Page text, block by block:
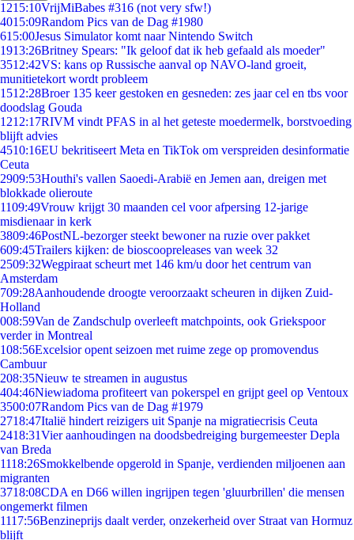
1215:10VrijMiBabes #316 (not very sfw!)
4015:09Random Pics van de Dag #1980
615:00Jesus Simulator komt naar Nintendo Switch
1913:26Britney Spears: "Ik geloof dat ik heb gefaald als moeder"
3512:42VS: kans op Russische aanval op NAVO-land groeit,
munitietekort wordt probleem
1512:28Broer 135 keer gestoken en gesneden: zes jaar cel en tbs voor
doodslag Gouda
1212:17RIVM vindt PFAS in al het geteste moedermelk, borstvoeding
blijft advies
4510:16EU bekritiseert Meta en TikTok om verspreiden desinformatie
Ceuta
2909:53Houthi's vallen Saoedi-Arabië en Jemen aan, dreigen met
blokkade olieroute
1109:49Vrouw krijgt 30 maanden cel voor afpersing 12-jarige
misdienaar in kerk
3809:46PostNL-bezorger steekt bewoner na ruzie over pakket
609:45Trailers kijken: de bioscoopreleases van week 32
2509:32Wegpiraat scheurt met 146 km/u door het centrum van
Amsterdam
709:28Aanhoudende droogte veroorzaakt scheuren in dijken Zuid-
Holland
008:59Van de Zandschulp overleeft matchpoints, ook Griekspoor
verder in Montreal
108:56Excelsior opent seizoen met ruime zege op promovendus
Cambuur
208:35Nieuw te streamen in augustus
404:46Niewiadoma profiteert van pokerspel en grijpt geel op Ventoux
3500:07Random Pics van de Dag #1979
2718:47Italië hindert reizigers uit Spanje na migratiecrisis Ceuta
2418:31Vier aanhoudingen na doodsbedreiging burgemeester Depla
van Breda
1118:26Smokkelbende opgerold in Spanje, verdienden miljoenen aan
migranten
3718:08CDA en D66 willen ingrijpen tegen 'gluurbrillen' die mensen
ongemerkt filmen
1117:56Benzineprijs daalt verder, onzekerheid over Straat van Hormuz
blijft